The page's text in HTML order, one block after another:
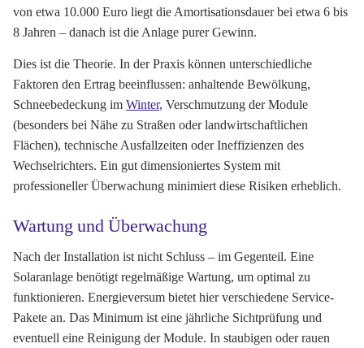
von etwa 10.000 Euro liegt die Amortisationsdauer bei etwa 6 bis
8 Jahren – danach ist die Anlage purer Gewinn.
Dies ist die Theorie. In der Praxis können unterschiedliche
Faktoren den Ertrag beeinflussen: anhaltende Bewölkung,
Schneebedeckung im Winter, Verschmutzung der Module
(besonders bei Nähe zu Straßen oder landwirtschaftlichen
Flächen), technische Ausfallzeiten oder Ineffizienzen des
Wechselrichters. Ein gut dimensioniertes System mit
professioneller Überwachung minimiert diese Risiken erheblich.
Wartung und Überwachung
Nach der Installation ist nicht Schluss – im Gegenteil. Eine
Solaranlage benötigt regelmäßige Wartung, um optimal zu
funktionieren. Energieversum bietet hier verschiedene Service-
Pakete an. Das Minimum ist eine jährliche Sichtprüfung und
eventuell eine Reinigung der Module. In staubigen oder rauen